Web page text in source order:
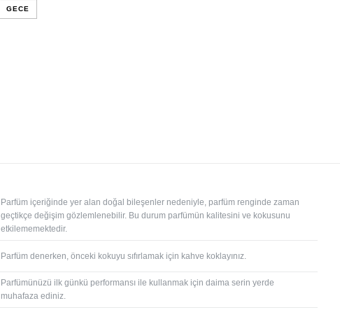
GECE
Parfüm içeriğinde yer alan doğal bileşenler nedeniyle, parfüm renginde zaman
geçtikçe değişim gözlemlenebilir. Bu durum parfümün kalitesini ve kokusunu
etkilememektedir.
Parfüm denerken, önceki kokuyu sıfırlamak için kahve koklayınız.
Parfümünüzü ilk günkü performansı ile kullanmak için daima serin yerde
muhafaza ediniz.